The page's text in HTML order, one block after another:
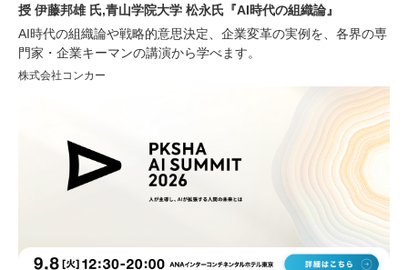
授 伊藤邦雄 氏,青山学院大学 松永氏『AI時代の組織論』
AI時代の組織論や戦略的意思決定、企業変革の実例を、各界の専
門家・企業キーマンの講演から学べます。
株式会社コンカー